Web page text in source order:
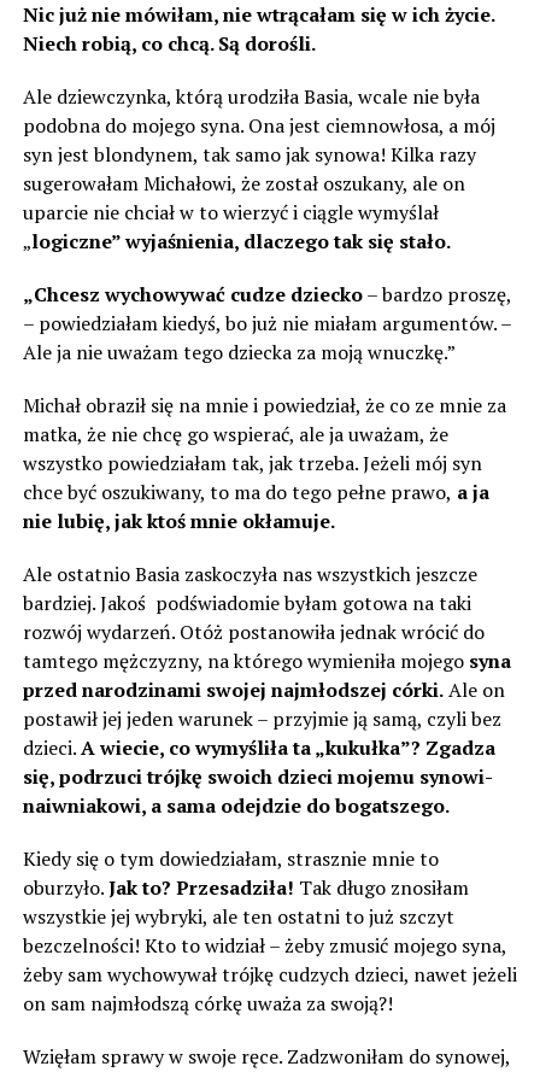
Nic już nie mówiłam, nie wtrącałam się w ich życie.
Niech robią, co chcą. Są dorośli.
Ale dziewczynka, którą urodziła Basia, wcale nie była
podobna do mojego syna. Ona jest ciemnowłosa, a mój
syn jest blondynem, tak samo jak synowa! Kilka razy
sugerowałam Michałowi, że został oszukany, ale on
uparcie nie chciał w to wierzyć i ciągle wymyślał
„logiczne” wyjaśnienia, dlaczego tak się stało.
„Chcesz wychowywać cudze dziecko– bardzo proszę,
– powiedziałam kiedyś, bo już nie miałam argumentów. –
Ale ja nie uważam tego dziecka za moją wnuczkę.”
Michał obraził się na mnie i powiedział, że co ze mnie za
matka, że nie chcę go wspierać, ale ja uważam, że
wszystko powiedziałam tak, jak trzeba. Jeżeli mój syn
chce być oszukiwany, to ma do tego pełne prawo, a ja
nie lubię, jak ktoś mnie okłamuje.
Ale ostatnio Basia zaskoczyła nas wszystkich jeszcze
bardziej. Jakoś podświadomie byłam gotowa na taki
rozwój wydarzeń. Otóż postanowiła jednak wrócić do
tamtego mężczyzny, na którego wymieniła mojego syna
przed narodzinami swojej najmłodszej córki.Ale on
postawił jej jeden warunek – przyjmie ją samą, czyli bez
dzieci.A wiecie, co wymyśliła ta „kukułka”? Zgadza
się, podrzuci trójkę swoich dzieci mojemu synowi-
naiwniakowi, a sama odejdzie do bogatszego.
Kiedy się o tym dowiedziałam, strasznie mnie to
oburzyło.Jak to? Przesadziła! Tak długo znosiłam
wszystkie jej wybryki, ale ten ostatni to już szczyt
bezczelności! Kto to widział – żeby zmusić mojego syna,
żeby sam wychowywał trójkę cudzych dzieci, nawet jeżeli
on sam najmłodszą córkę uważa za swoją?!
Wzięłam sprawy w swoje ręce. Zadzwoniłam do synowej,